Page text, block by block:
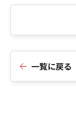
一覧に戻る